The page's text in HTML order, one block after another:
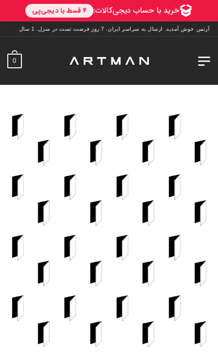
خوش آمدید. ارسال به سراسر ایران. 7 روز فرصت تست در منزل. 1 سال خدمات پس از فروش.
0